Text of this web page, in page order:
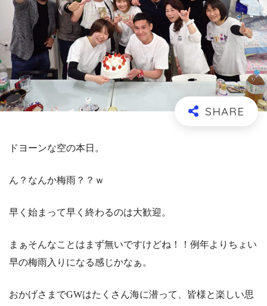
ドヨーンな空の本日。
ん？なんか梅雨？？ｗ
早く始まって早く終わるのは大歓迎。
まぁそんなことはまず無いですけどね！！例年よりちょい
早の梅雨入りになる感じかなぁ。
おかげさまでGWはたくさん海に潜って、皆様と楽しい思